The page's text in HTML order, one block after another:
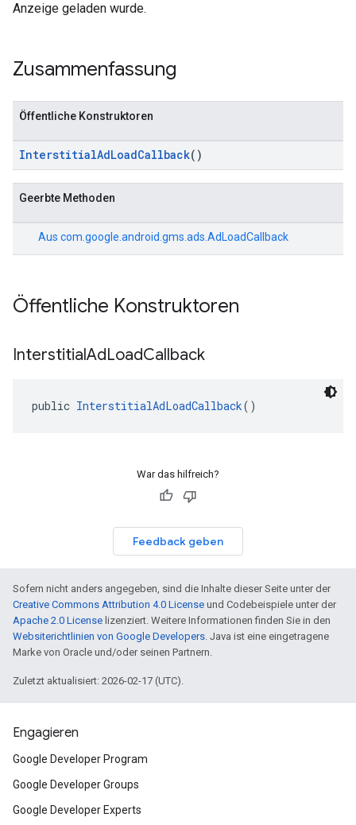
Anzeige geladen wurde.
Zusammenfassung
Öffentliche Konstruktoren
InterstitialAdLoadCallback()
Geerbte Methoden
Aus com.google.android.gms.ads.AdLoadCallback
Öffentliche Konstruktoren
InterstitialAdLoadCallback
public InterstitialAdLoadCallback()
War das hilfreich?
Feedback geben
Sofern nicht anders angegeben, sind die Inhalte dieser Seite unter der
Creative Commons Attribution 4.0 License und Codebeispiele unter der
Apache 2.0 License lizenziert. Weitere Informationen finden Sie in den
Websiterichtlinien von Google Developers. Java ist eine eingetragene
Marke von Oracle und/oder seinen Partnern.
Zuletzt aktualisiert: 2026-02-17 (UTC).
Engagieren
Google Developer Program
Google Developer Groups
Google Developer Experts